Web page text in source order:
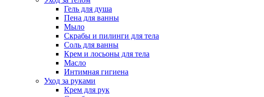
Гель для душа
Пена для ванны
Мыло
Скрабы и пилинги для тела
Соль для ванны
Крем и лосьоны для тела
Масло
Интимная гигиена
Уход за руками
Крем для рук